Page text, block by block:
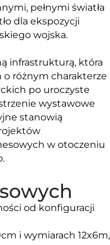
pełnymi światła
dla ekspozycji
wojska.
infrastrukturą, która
o różnym charakterze
po uroczyste
wystawowe
stanowią
w otoczeniu
od konfiguracji
i wymiarach 12x6m,